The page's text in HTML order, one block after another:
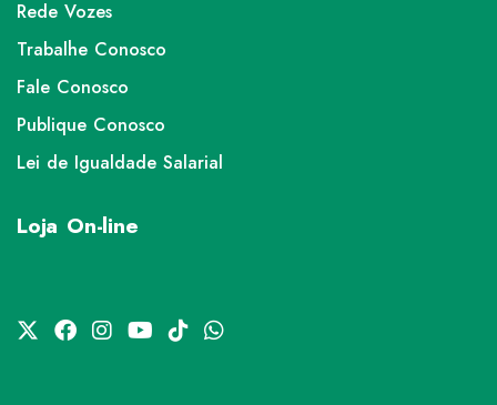
Rede Vozes
Trabalhe Conosco
Fale Conosco
Publique Conosco
Lei de Igualdade Salarial
Loja On-line